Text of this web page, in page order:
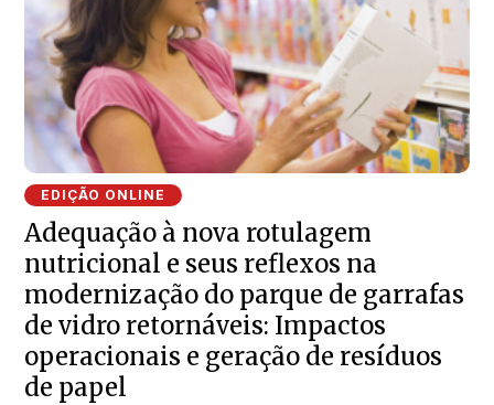
EDIÇÃO ONLINE
Adequação à nova rotulagem
nutricional e seus reflexos na
modernização do parque de garrafas
de vidro retornáveis: Impactos
operacionais e geração de resíduos
de papel